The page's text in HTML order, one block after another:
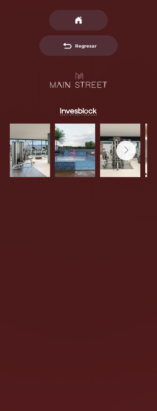
Regresar